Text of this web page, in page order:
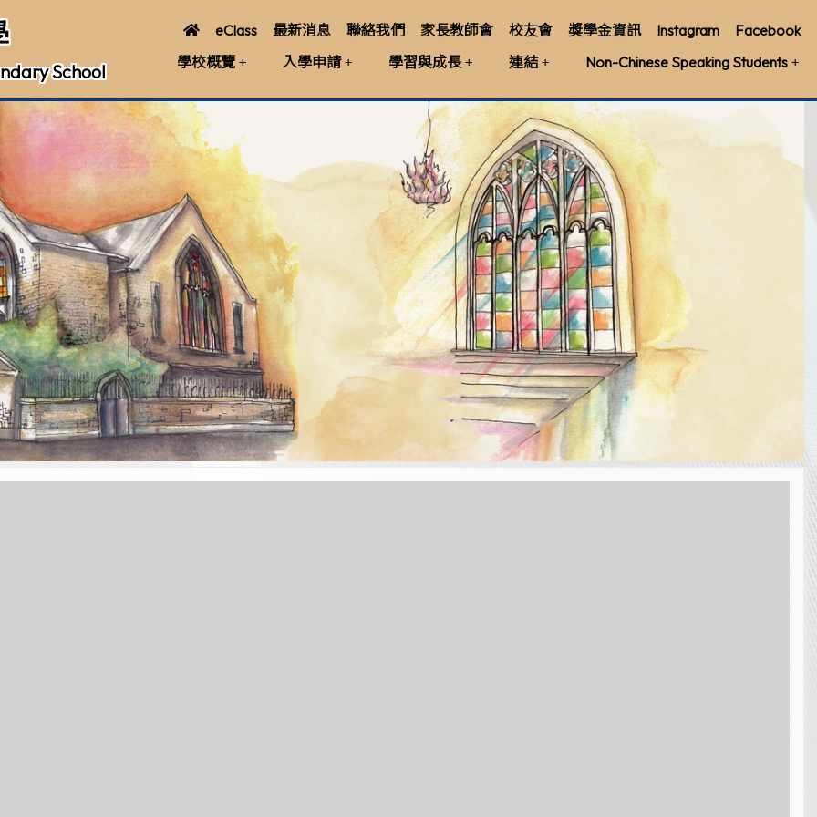
School
eClass 最新消息 聯絡我們 家長教師會 校友會 獎學金資訊 Instagram
Facebook
學校概覽
入學申請 學習與成長 連結 Non-Chinese Speaking Students